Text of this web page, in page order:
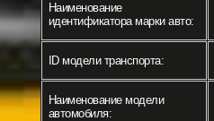
Наименование
идентификатора марки авто:
ID модели транспорта:
Наименование модели
автомобиля: